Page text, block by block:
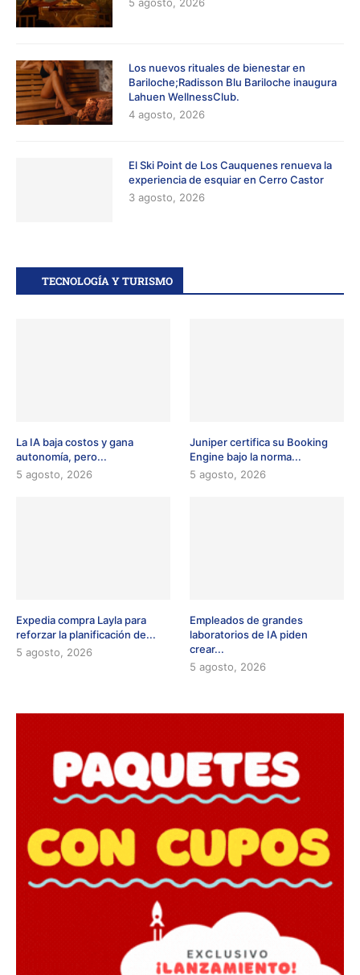
Los nuevos rituales de bienestar en
Bariloche;Radisson Blu Bariloche inaugura
Lahuen WellnessClub.
4 agosto, 2026
El Ski Point de Los Cauquenes renueva la
experiencia de esquiar en Cerro Castor
3 agosto, 2026
TECNOLOGÍA Y TURISMO
La IA baja costos y gana
autonomía, pero...
5 agosto, 2026
Juniper certifica su Booking
Engine bajo la norma...
5 agosto, 2026
Expedia compra Layla para
reforzar la planificación de...
5 agosto, 2026
Empleados de grandes
laboratorios de IA piden
crear...
5 agosto, 2026